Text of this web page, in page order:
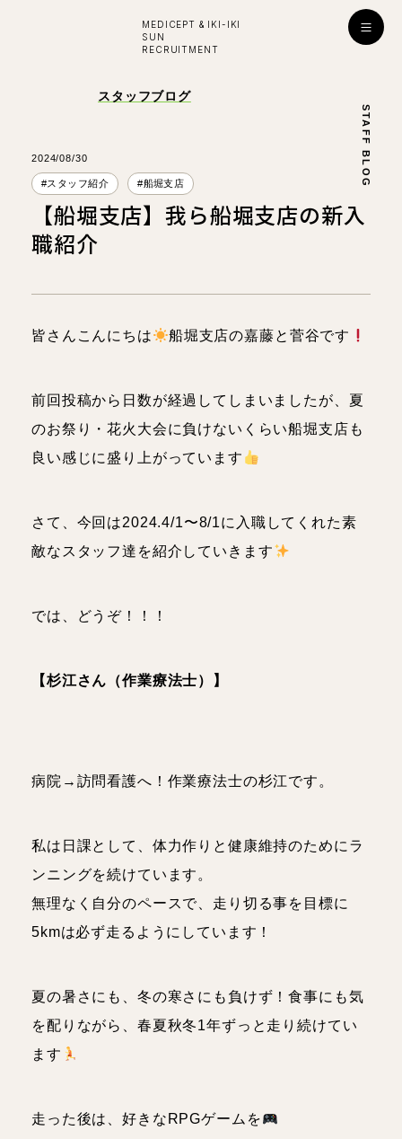
MEDICEPT & IKI-IKI
SUN
RECRUITMENT
学び・成長
対談インタビュー
理学療法士 人事
お知らせ・イベント
入社お祝い金プレゼント！
スタッフブログ
STAFF BLOG
2024/08/30
#スタッフ紹介 #船堀支店
【船堀支店】我ら船堀支店の新入
職紹介
皆さんこんにちは 船堀支店の嘉藤と菅谷です
前回投稿から日数が経過してしまいましたが、夏
のお祭り・花火大会に負けないくらい船堀支店も
良い感じに盛り上がっています
さて、今回は2024.4/1〜8/1に入職してくれた素
敵なスタッフ達を紹介していきます
では、どうぞ！！！
【杉江さん（作業療法士）】
病院→訪問看護へ！作業療法士の杉江です。
私は日課として、体力作りと健康維持のためにラ
ンニングを続けています。
無理なく自分のペースで、走り切る事を目標に
5kmは必ず走るようにしています！
夏の暑さにも、冬の寒さにも負けず！食事にも気
を配りながら、春夏秋冬1年ずっと走り続けてい
ます
走った後は、好きなRPGゲームを